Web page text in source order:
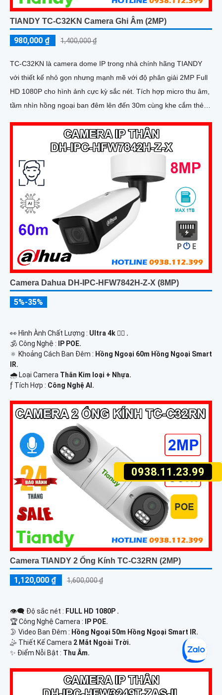
0938.11.23.99
TIANDY TC-C32KN Camera Ghi Âm (2MP)
980,000 ₫ 1,400,000 ₫
TC-C32KN là camera dome IP trong nhà chính hãng TIANDY
với thiết kế nhỏ gọn nhưng mạnh mẽ với độ phân giải 2MP Full
HD 1080P cho hình ảnh cực kỳ sắc nét. Tích hợp micro thu âm,
tầm nhìn hồng ngoại ban đêm lên đến 30m cùng khe cắm thẻ
Camera Dahua DH-IPC-HFW7842H-Z-X (8MP)
5%-35%
️👀 Hình Ành Chất Lượng : Ultra 4k 👍🏾 .
🕉️ Công Nghệ :
IP POE.
🔅 Khoảng Cách Ban Đêm : Hồng Ngoại 60m Hồng Ngoại Smart
IR.
🌧️ Loại Camera Thân Kim loại + Nhựa.
️ƒ Tích Hợp : Công Nghệ AI.
Camera TIANDY 2 Ống Kính TC-C32RN (2MP)
1,120,000 ₫ 1,600,000 ₫
👁️‍🗨 Độ sắc nét : FULL HD 1080P .
🏆 Công Nghệ Camera :
IP POE.
🌛 Video Ban Đêm : Hồng Ngoại 50m Hồng Ngoại Smart IR.
🤹 Thiết Kế Camera 2 Mắt Ngoài Trời.
️✨ Điểm Nỗi Bật : Thu Âm.